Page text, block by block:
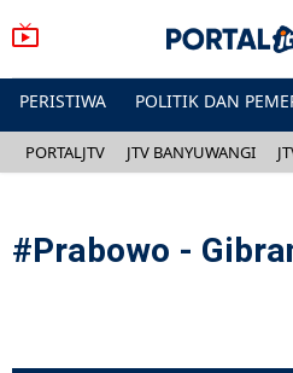
PERISTIWA POLITIK DAN
PORTALJTV JTV BANYUWANGI
#Prabowo -